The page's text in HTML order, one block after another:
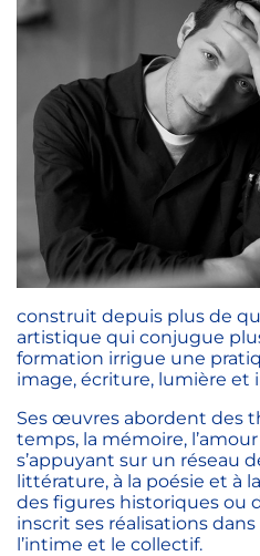
construit depuis plus de
artistique qui conjugue
formation irrigue une
image, écriture, lumière et
Ses œuvres abordent des
temps, la mémoire,
s’appuyant sur un réseau
littérature, à la poésie et à
des figures historiques ou
inscrit ses réalisations
l’intime et le collectif.